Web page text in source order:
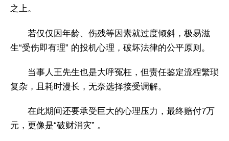
之上。
若仅仅因年龄、伤残等因素就过度倾斜，极易滋
生“受伤即有理” 的投机心理，破坏法律的公平原则。
当事人王先生也是大呼冤枉，但责任鉴定流程繁琐
复杂，且耗时漫长，无奈选择接受调解。
在此期间还要承受巨大的心理压力，最终赔付7万
元，更像是“破财消灾” 。